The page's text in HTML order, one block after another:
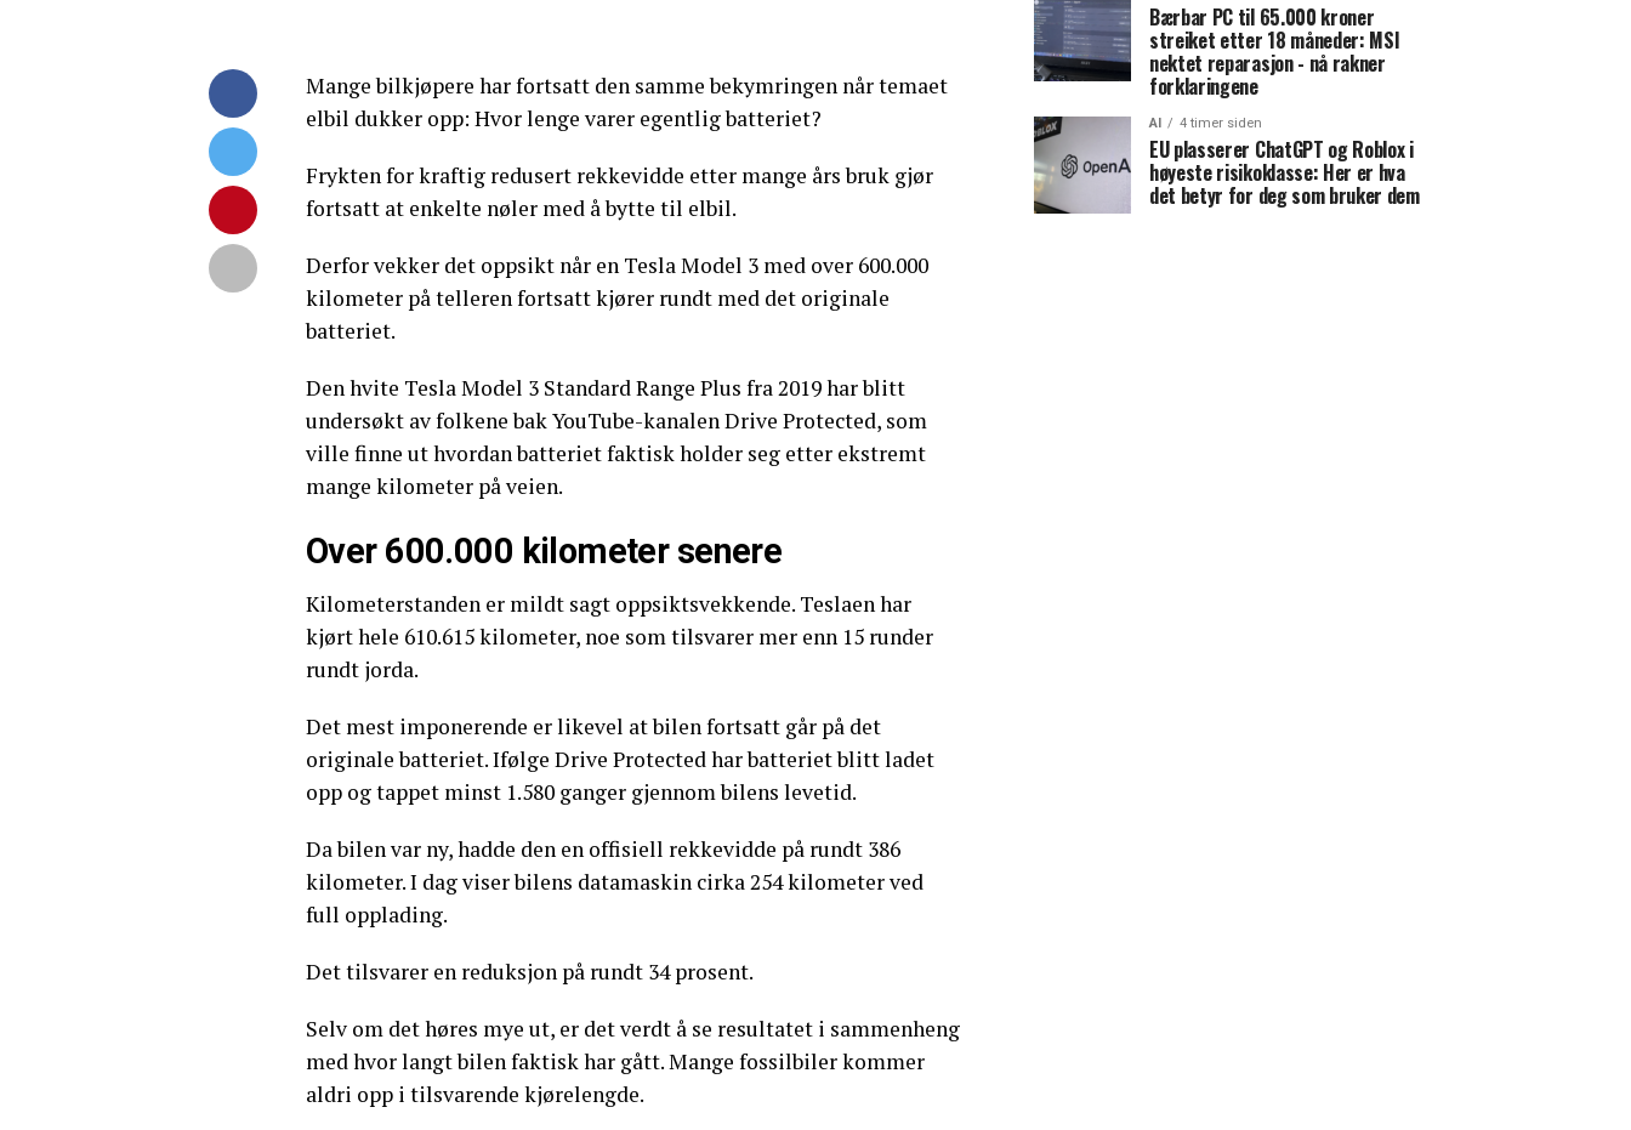
Mange bilkjøpere har fortsatt den samme bekymringen når temaet
elbil dukker opp: Hvor lenge varer egentlig batteriet?
Frykten for kraftig redusert rekkevidde etter mange års bruk gjør
fortsatt at enkelte nøler med å bytte til elbil.
Derfor vekker det oppsikt når en Tesla Model 3 med over 600.000
kilometer på telleren fortsatt kjører rundt med det originale
batteriet.
Den hvite Tesla Model 3 Standard Range Plus fra 2019 har blitt
undersøkt av folkene bak YouTube-kanalen Drive Protected, som
ville finne ut hvordan batteriet faktisk holder seg etter ekstremt
mange kilometer på veien.
Over 600.000 kilometer senere
Kilometerstanden er mildt sagt oppsiktsvekkende. Teslaen har
kjørt hele 610.615 kilometer, noe som tilsvarer mer enn 15 runder
rundt jorda.
Det mest imponerende er likevel at bilen fortsatt går på det
originale batteriet. Ifølge Drive Protected har batteriet blitt ladet
opp og tappet minst 1.580 ganger gjennom bilens levetid.
Da bilen var ny, hadde den en offisiell rekkevidde på rundt 386
kilometer. I dag viser bilens datamaskin cirka 254 kilometer ved
full opplading.
Det tilsvarer en reduksjon på rundt 34 prosent.
Selv om det høres mye ut, er det verdt å se resultatet i sammenheng
med hvor langt bilen faktisk har gått. Mange fossilbiler kommer
aldri opp i tilsvarende kjørelengde.
Bærbar PC til 65.000 kroner
streiket etter 18 måneder: MSI
nektet reparasjon - nå rakner
forklaringene
AI 4 timer siden
EU plasserer ChatGPT og Roblox i
høyeste risikoklasse: Her er hva
det betyr for deg som bruker dem